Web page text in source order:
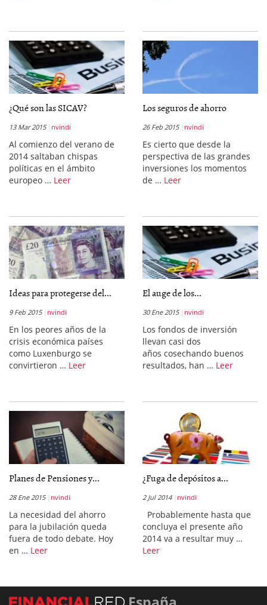
¿Qué son las SICAV?
13 Mar 2015 nvindi
Al comienzo del verano de
2014 saltaban chispas
políticas en el ámbito
europeo … Leer
Los seguros de ahorro
26 Feb 2015 nvindi
Es cierto que desde la
perspectiva de las grandes
inversiones los momentos
de … Leer
Ideas para protegerse del...
9 Feb 2015 nvindi
En los peores años de la
crisis económica países
como Luxenburgo se
convirtieron … Leer
El auge de los...
30 Ene 2015 nvindi
Los fondos de inversión
llevan casi dos
años cosechando buenos
resultados, han … Leer
Planes de Pensiones y...
28 Ene 2015 nvindi
La necesidad del ahorro
para la jubilación queda
fuera de todo debate. Hoy
en … Leer
¿Fuga de depósitos a...
2 Jul 2014 nvindi
Probablemente hasta que
concluya el presente año
2014 va a resultar muy …
Leer